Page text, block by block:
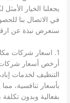
يجعلنا الخيار
في الاتصال بنا
سنعرض نبذة عن
1. اسعار شركات مكافحة الحشرات بمكة
أرخص أسعار
التنظيف لخدمات
بأسعار تنافسية،
بفعالية وبدون